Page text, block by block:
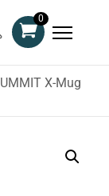
0
X-Mug